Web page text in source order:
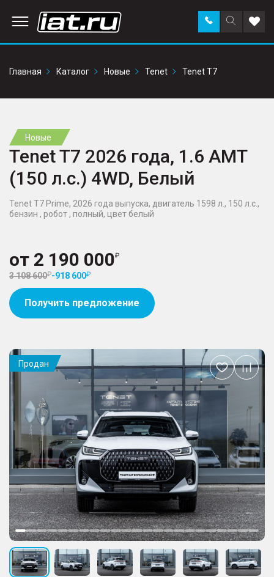
Поиск
по
Заказать
звонок в
Главная
Каталог Новые Tenet Tenet T7
Новые
Tenet T7 2026 года, 1.6 AMT
(150 л.с.) 4WD, Белый
Tenet T7 Prime, 2026 года выпуска, двигатель 1598 л., 150 л.с.,
бензин , робот , полный, цвет белый
от 2 190 000
3 108 600 -918 600
Получить предложение
Продан
Добавить
в
избранное